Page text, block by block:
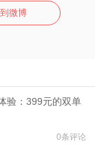
微博
验：399元的双单
0条评论